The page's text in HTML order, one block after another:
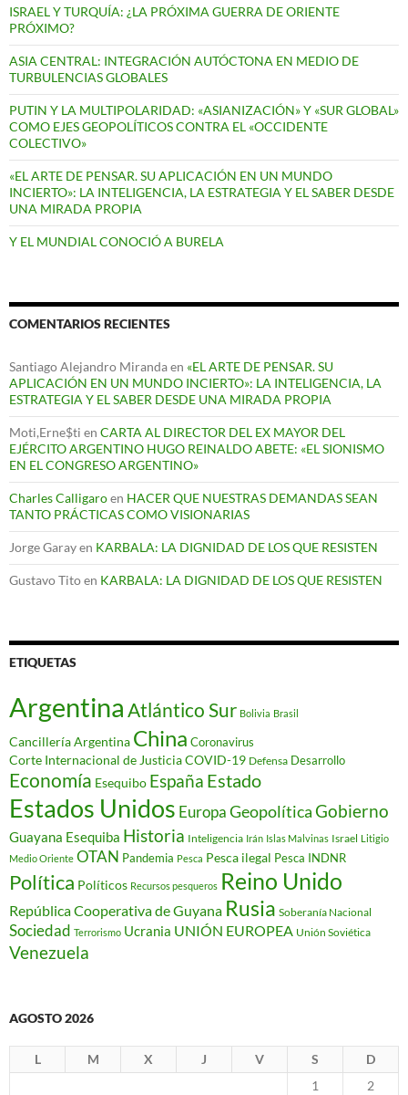
ISRAEL Y TURQUÍA: ¿LA PRÓXIMA GUERRA DE ORIENTE
PRÓXIMO?
ASIA CENTRAL: INTEGRACIÓN AUTÓCTONA EN MEDIO DE
TURBULENCIAS GLOBALES
PUTIN Y LA MULTIPOLARIDAD: «ASIANIZACIÓN» Y «SUR GLOBAL»
COMO EJES GEOPOLÍTICOS CONTRA EL «OCCIDENTE
COLECTIVO»
«EL ARTE DE PENSAR. SU APLICACIÓN EN UN MUNDO
INCIERTO»: LA INTELIGENCIA, LA ESTRATEGIA Y EL SABER DESDE
UNA MIRADA PROPIA
Y EL MUNDIAL CONOCIÓ A BURELA
COMENTARIOS RECIENTES
Santiago Alejandro Mirandaen «EL ARTE DE PENSAR. SU
APLICACIÓN EN UN MUNDO INCIERTO»: LA INTELIGENCIA, LA
ESTRATEGIA Y EL SABER DESDE UNA MIRADA PROPIA
Moti,Erne$ti en CARTA AL DIRECTOR DEL EX MAYOR DEL
EJÉRCITO ARGENTINO HUGO REINALDO ABETE: «EL SIONISMO
EN EL CONGRESO ARGENTINO»
Charles Calligaroen HACER QUE NUESTRAS DEMANDAS SEAN
TANTO PRÁCTICAS COMO VISIONARIAS
Jorge Garayen KARBALA: LA DIGNIDAD DE LOS QUE RESISTEN
Gustavo Titoen KARBALA: LA DIGNIDAD DE LOS QUE RESISTEN
ETIQUETAS
Argentina Atlántico Sur Bolivia Brasil
Cancillería Argentina China Coronavirus
Corte Internacional de JusticiaCOVID-19 Defensa Desarrollo
Economía Esequibo España Estado
Estados Unidos EuropaGeopolíticaGobierno
Guayana Esequiba Historia Inteligencia Irán Islas Malvinas Israel Litigio
Medio Oriente OTAN Pandemia Pesca Pesca ilegal Pesca INDNR
Política Políticos Recursos pesqueros Reino Unido
República Cooperativa de Guyana Rusia Soberanía Nacional
Sociedad Terrorismo Ucrania UNIÓN EUROPEA Unión Soviética
Venezuela
AGOSTO 2026
L M X J V S
D
1
2